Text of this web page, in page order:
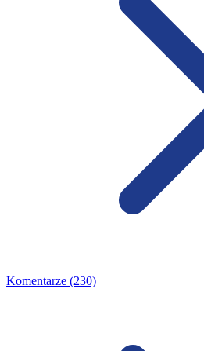
Komentarze (230)